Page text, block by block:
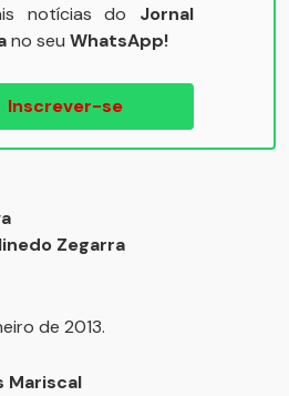
notícias do Jornal
no seu WhatsApp!
Inscrever-se
Zegarra
de 2013.
Mariscal